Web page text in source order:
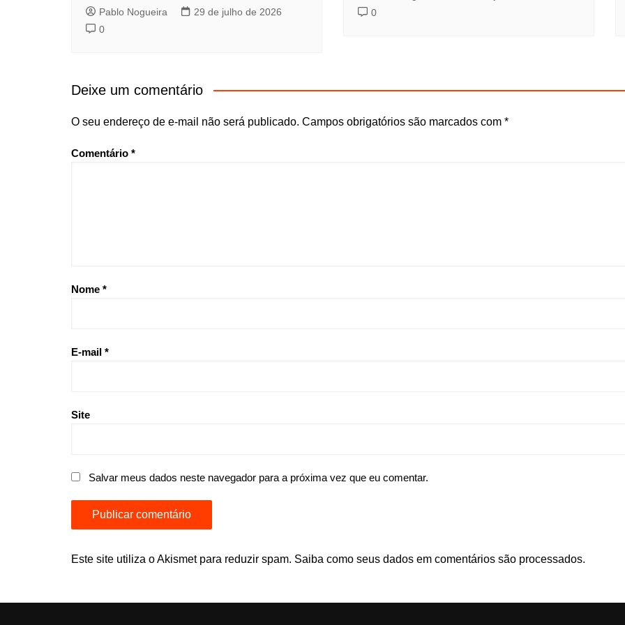
Pablo Nogueira
29 de julho de 2026
0
0
Deixe um comentário
O seu endereço de e-mail não será publicado. Campos obrigatórios são marcados com *
Comentário *
Nome *
E-mail *
Site
Salvar meus dados neste navegador para a próxima vez que eu comentar.
Este site utiliza o Akismet para reduzir spam. Saiba como seus dados em comentários são processados.